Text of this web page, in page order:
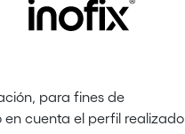
para fines de
cuenta el perfil realizado